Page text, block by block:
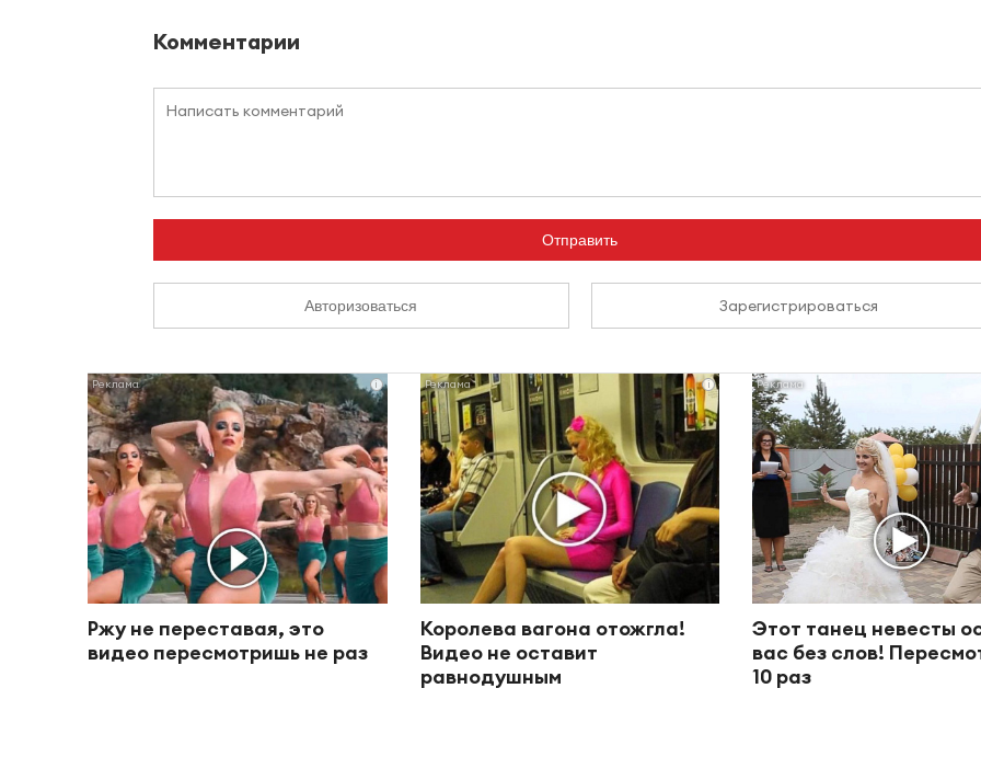
Комментарии
Отправить
Авторизоваться Зарегистрироваться
i
Ржу не переставая, это
видео пересмотришь не раз
i
Королева вагона отожгла!
Видео не оставит
равнодушным
Этот танец невесты
вас без слов!
10 раз